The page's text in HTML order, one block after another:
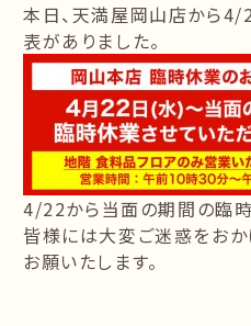
本日、 天満屋岡山店から4/
表がありました。
4/22から当面の期間の臨
皆様には大変ご迷惑をお
お願いたします。